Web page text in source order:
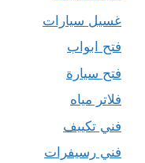
غسيل سيارات
فتح ابواب
فتح سيارة
فلاتر مياه
فني تكييف
فني رسيفرات